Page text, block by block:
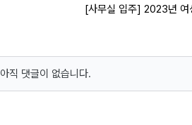
[사무실 입주] 2023년 여
아직 댓글이 없습니다.